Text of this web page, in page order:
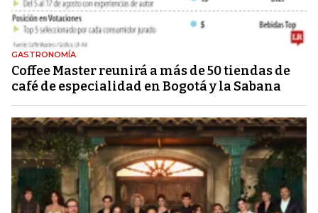
GASTRONOMÍA
Coffee Master reunirá a más de 50 tiendas de
café de especialidad en Bogotá y la Sabana